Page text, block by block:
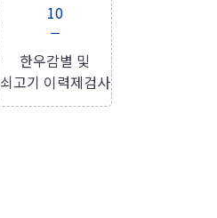
10
한우감별 및
쇠고기 이력제검사